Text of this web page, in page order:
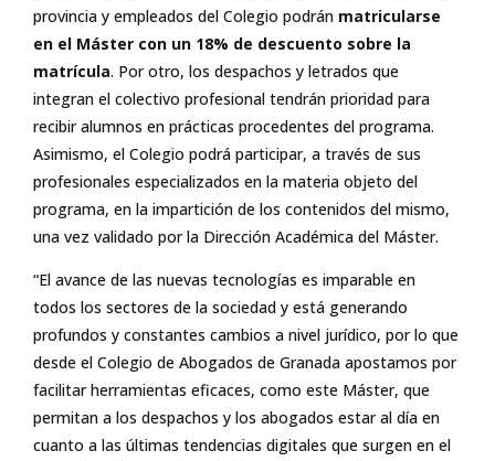
provincia y empleados del Colegio podrán matricularse
en el Máster con un 18% de descuento sobre la
matrícula. Por otro, los despachos y letrados que
integran el colectivo profesional tendrán prioridad para
recibir alumnos en prácticas procedentes del programa.
Asimismo, el Colegio podrá participar, a través de sus
profesionales especializados en la materia objeto del
programa, en la impartición de los contenidos del mismo,
una vez validado por la Dirección Académica del Máster.
“El avance de las nuevas tecnologías es imparable en
todos los sectores de la sociedad y está generando
profundos y constantes cambios a nivel jurídico, por lo que
desde el Colegio de Abogados de Granada apostamos por
facilitar herramientas eficaces, como este Máster, que
permitan a los despachos y los abogados estar al día en
cuanto a las últimas tendencias digitales que surgen en el